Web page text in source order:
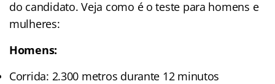
do candidato. Veja como é o teste para homens e
mulheres:
Homens:
Corrida: 2.300 metros durante 12 minutos